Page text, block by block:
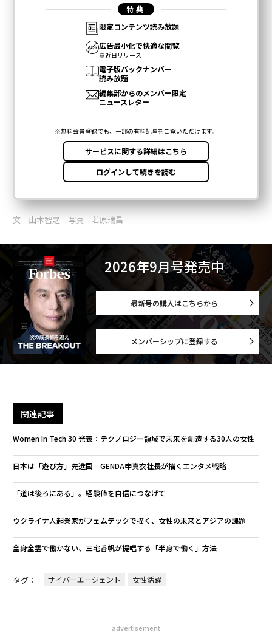
文＝山本智之 写真＝若原瑞昌
2026年9月号発売中
最新号の購入はこちらから
メンバーシップに登録する
関連記事
Women In Tech 30 発表：テクノロジー領域で未来を創造する30人の女性
日本は「遊び方」先進国 GENDA申真衣社長が描くエンタメ戦略
「道は後ろにある」。経験値を自信につなげて
ウクライナ人起業家がフェムテックで描く、女性の未来とアジアの課題
全身全霊で働かない、三宅香帆が提唱する「半身で働く」方法
タグ： サイバーエージェント 女性活躍
advertisement